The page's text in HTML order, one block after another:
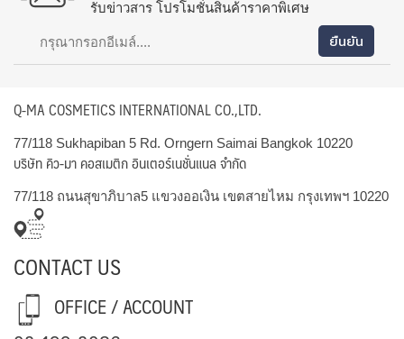
รับข่าวสาร โปรโมชั่นสินค้าราคาพิเศษ
Q-MA COSMETICS INTERNATIONAL CO.,LTD.
77/118 Sukhapiban 5 Rd. Orngern Saimai Bangkok 10220
บริษัท คิว-มา คอสเมติก อินเตอร์เนชั่นแนล จำกัด
77/118 ถนนสุขาภิบาล5 แขวงออเงิน เขตสายไหม กรุงเทพฯ 10220
CONTACT US
OFFICE / ACCOUNT